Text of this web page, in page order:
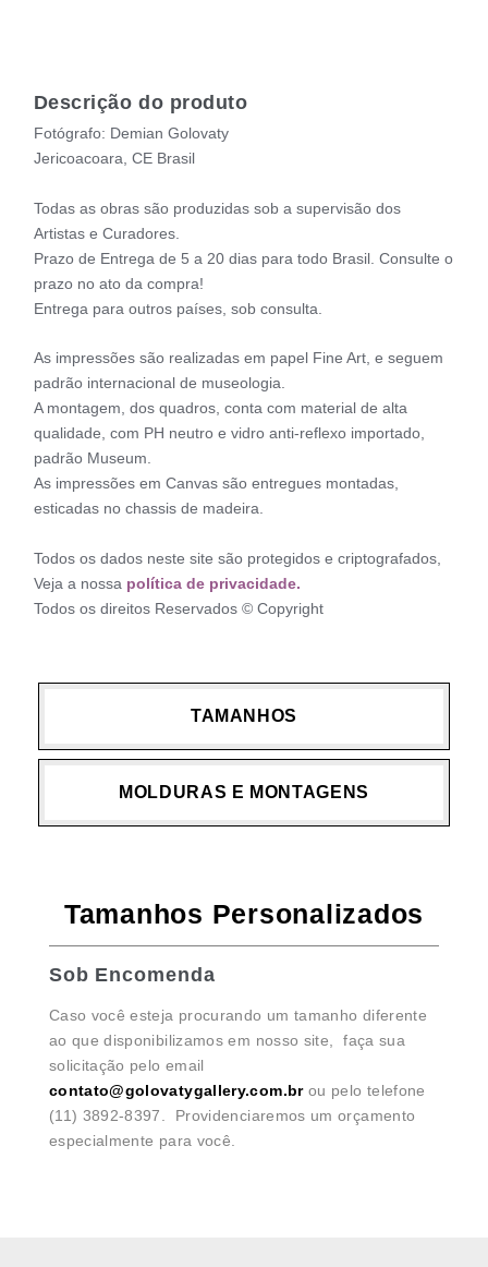
Descrição do produto
Fotógrafo: Demian Golovaty
Jericoacoara, CE Brasil
Todas as obras são produzidas sob a supervisão dos
Artistas e Curadores.
Prazo de Entrega de 5 a 20 dias para todo Brasil. Consulte o
prazo no ato da compra!
Entrega para outros países, sob consulta.
As impressões são realizadas em papel Fine Art, e seguem
padrão internacional de museologia.
A montagem, dos quadros, conta com material de alta
qualidade, com PH neutro e vidro anti-reflexo importado,
padrão Museum.
As impressões em Canvas são entregues montadas,
esticadas no chassis de madeira.
Todos os dados neste site são protegidos e criptografados,
Veja a nossa política de privacidade.
Todos os direitos Reservados © Copyright
TAMANHOS
MOLDURAS E MONTAGENS
Tamanhos Personalizados
Sob Encomenda
Caso você esteja procurando um tamanho diferente
ao que disponibilizamos em nosso site, faça sua
solicitação pelo email
contato@golovatygallery.com.brou pelo telefone
(11) 3892-8397. Providenciaremos um orçamento
especialmente para você.